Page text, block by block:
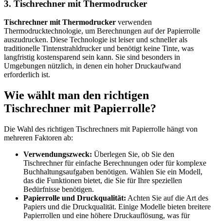
3. Tischrechner mit Thermodrucker
Tischrechner mit Thermodrucker verwenden
Thermodrucktechnologie, um Berechnungen auf der Papierrolle
auszudrucken. Diese Technologie ist leiser und schneller als
traditionelle Tintenstrahldrucker und benötigt keine Tinte, was
langfristig kostensparend sein kann. Sie sind besonders in
Umgebungen nützlich, in denen ein hoher Druckaufwand
erforderlich ist.
Wie wählt man den richtigen
Tischrechner mit Papierrolle?
Die Wahl des richtigen Tischrechners mit Papierrolle hängt von
mehreren Faktoren ab:
Verwendungszweck: Überlegen Sie, ob Sie den
Tischrechner für einfache Berechnungen oder für komplexe
Buchhaltungsaufgaben benötigen. Wählen Sie ein Modell,
das die Funktionen bietet, die Sie für Ihre speziellen
Bedürfnisse benötigen.
Papierrolle und Druckqualität: Achten Sie auf die Art des
Papiers und die Druckqualität. Einige Modelle bieten breitere
Papierrollen und eine höhere Druckauflösung, was für